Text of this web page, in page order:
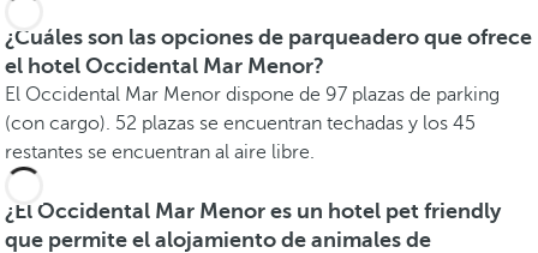
¿Cuáles son las opciones de parqueadero que ofrece
el hotel Occidental Mar Menor?
El Occidental Mar Menor dispone de 97 plazas de parking
(con cargo). 52 plazas se encuentran techadas y los 45
restantes se encuentran al aire libre.
¿El Occidental Mar Menor es un hotel pet friendly
que permite el alojamiento de animales de